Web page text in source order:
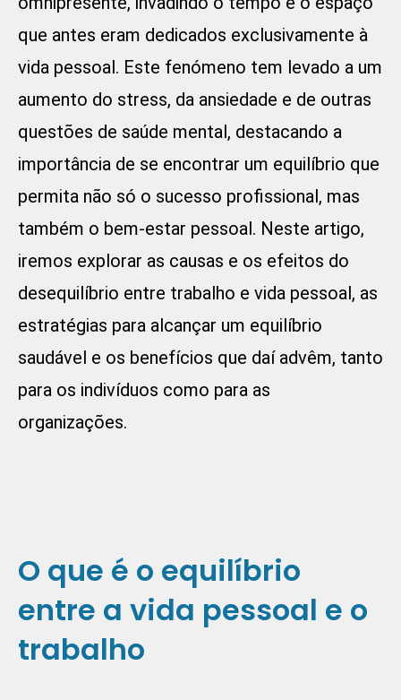
que antes eram dedicados exclusivamente à
vida pessoal. Este fenómeno tem levado a um
aumento do stress, da ansiedade e de outras
questões de saúde mental, destacando a
importância de se encontrar um equilíbrio que
permita não só o sucesso profissional, mas
também o bem-estar pessoal. Neste artigo,
iremos explorar as causas e os efeitos do
desequilíbrio entre trabalho e vida pessoal, as
estratégias para alcançar um equilíbrio
saudável e os benefícios que daí advêm, tanto
para os indivíduos como para as
organizações.
O que é o equilíbrio
entre a vida pessoal e o
trabalho